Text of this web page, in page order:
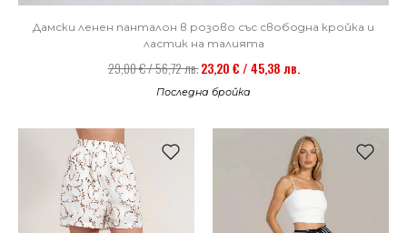
Дамски ленен панталон в розово със свободна кройка и
ластик на талията
29,00 € / 56,72 лв.23,20 € / 45,38 лв.
Последна бройка